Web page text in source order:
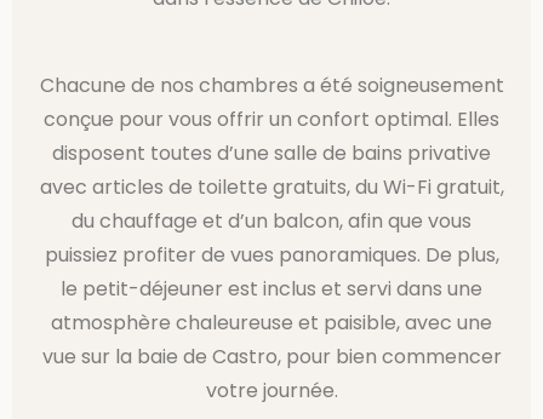
Chacune de nos chambres a été soigneusement
conçue pour vous offrir un confort optimal. Elles
disposent toutes d’une salle de bains privative
avec articles de toilette gratuits, du Wi-Fi gratuit,
du chauffage et d’un balcon, afin que vous
puissiez profiter de vues panoramiques. De plus,
le petit-déjeuner est inclus et servi dans une
atmosphère chaleureuse et paisible, avec une
vue sur la baie de Castro, pour bien commencer
votre journée.